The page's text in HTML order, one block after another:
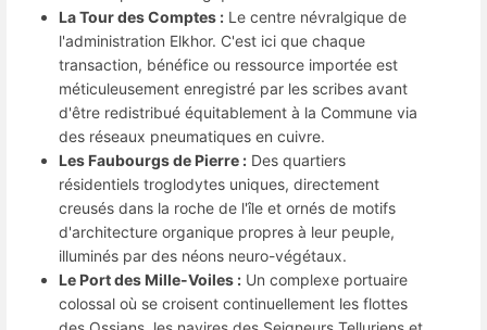
La Tour des Comptes : Le centre névralgique de
l'administration Elkhor. C'est ici que chaque
transaction, bénéfice ou ressource importée est
méticuleusement enregistré par les scribes avant
d'être redistribué équitablement à la Commune via
des réseaux pneumatiques en cuivre.
Les Faubourgs de Pierre : Des quartiers
résidentiels troglodytes uniques, directement
creusés dans la roche de l'île et ornés de motifs
d'architecture organique propres à leur peuple,
illuminés par des néons neuro-végétaux.
Le Port des Mille-Voiles : Un complexe portuaire
colossal où se croisent continuellement les flottes